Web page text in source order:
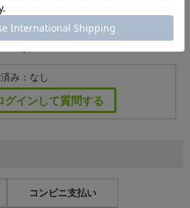
ようお願いいたします。
み：なし
グインして質問する
コンビニ支払い